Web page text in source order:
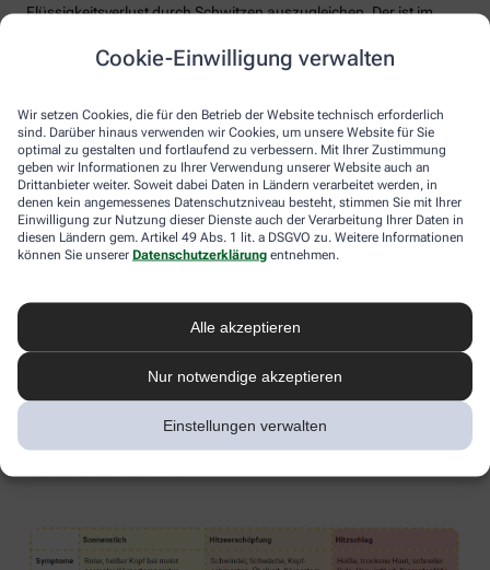
Cookie-Einwilligung verwalten
Wir setzen Cookies, die für den Betrieb der Website technisch erforderlich
sind. Darüber hinaus verwenden wir Cookies, um unsere Website für Sie
optimal zu gestalten und fortlaufend zu verbessern. Mit Ihrer Zustimmung
geben wir Informationen zu Ihrer Verwendung unserer Website auch an
Drittanbieter weiter. Soweit dabei Daten in Ländern verarbeitet werden, in
denen kein angemessenes Datenschutzniveau besteht, stimmen Sie mit Ihrer
Einwilligung zur Nutzung dieser Dienste auch der Verarbeitung Ihrer Daten in
diesen Ländern gem. Artikel 49 Abs. 1 lit. a DSGVO zu. Weitere Informationen
können Sie unserer Datenschutzerklärung entnehmen.
Alle akzeptieren
Nur notwendige akzeptieren
Einstellungen verwalten
Flüssigkeitsverlust durch Schwitzen auszugleichen. Der ist im
Temperaturen. Trinken wir zu wenig, sind Kopfschmerzen und
Konzentrationsprobleme meist die Folge.
Weniger bekannt ist, dass ein Flüssigkeitsmangel auch anderen
Organen zusetzt. So kann Hitzestress auch ernsthaft die Nieren
schädigen – und zwar nachhaltig und auch bei gesunden
Menschen. Als Faustregel gilt: Zwei bis drei Liter täglich sollten es
sein. Die besten Durstlöscher: Mineralwasser, ungesüßte Kräuter-
und Früchtetees oder verdünnte Säfte. Auch wasserreiches Obst
und Gemüse wie Melonen, Gurken oder Tomaten kann
Flüssigkeitsverluste ausgleichen. Bei Herz-Kreislauf- oder
besprechen.
Sonnenstich, Hitzeerschöpfung und
Hitzschlag: Was ist das eigentlich?
Grad oder einfach nur die drückende Hitze in der Stadt:
Hitzeerkrankungen können mitunter lebensbedrohlich sein.